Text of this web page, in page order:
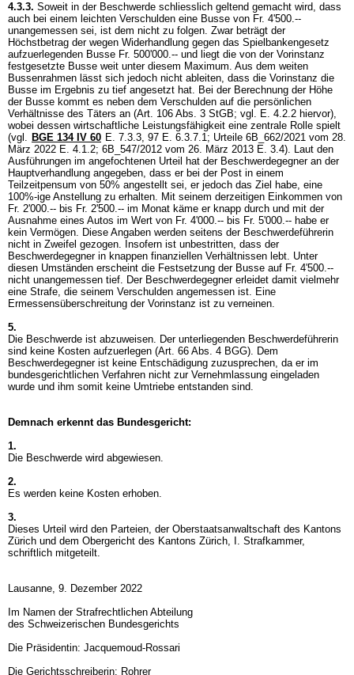
4.3.3. Soweit in der Beschwerde schliesslich geltend gemacht wird, dass
auch bei einem leichten Verschulden eine Busse von Fr. 4'500.--
unangemessen sei, ist dem nicht zu folgen. Zwar beträgt der
Höchstbetrag der wegen Widerhandlung gegen das Spielbankengesetz
aufzuerlegenden Busse Fr. 500'000.-- und liegt die von der Vorinstanz
festgesetzte Busse weit unter diesem Maximum. Aus dem weiten
Bussenrahmen lässt sich jedoch nicht ableiten, dass die Vorinstanz die
Busse im Ergebnis zu tief angesetzt hat. Bei der Berechnung der Höhe
der Busse kommt es neben dem Verschulden auf die persönlichen
Verhältnisse des Täters an (Art. 106 Abs. 3 StGB; vgl. E. 4.2.2 hiervor),
wobei dessen wirtschaftliche Leistungsfähigkeit eine zentrale Rolle spielt
(vgl. BGE 134 IV 60 E. 7.3.3, 97 E. 6.3.7.1; Urteile 6B_662/2021 vom 28.
März 2022 E. 4.1.2; 6B_547/2012 vom 26. März 2013 E. 3.4). Laut den
Ausführungen im angefochtenen Urteil hat der Beschwerdegegner an der
Hauptverhandlung angegeben, dass er bei der Post in einem
Teilzeitpensum von 50% angestellt sei, er jedoch das Ziel habe, eine
100%-ige Anstellung zu erhalten. Mit seinem derzeitigen Einkommen von
Fr. 2'000.-- bis Fr. 2'500.-- im Monat käme er knapp durch und mit der
Ausnahme eines Autos im Wert von Fr. 4'000.-- bis Fr. 5'000.-- habe er
kein Vermögen. Diese Angaben werden seitens der Beschwerdeführerin
nicht in Zweifel gezogen. Insofern ist unbestritten, dass der
Beschwerdegegner in knappen finanziellen Verhältnissen lebt. Unter
diesen Umständen erscheint die Festsetzung der Busse auf Fr. 4'500.--
nicht unangemessen tief. Der Beschwerdegegner erleidet damit vielmehr
eine Strafe, die seinem Verschulden angemessen ist. Eine
Ermessensüberschreitung der Vorinstanz ist zu verneinen.
5.
Die Beschwerde ist abzuweisen. Der unterliegenden Beschwerdeführerin
sind keine Kosten aufzuerlegen (Art. 66 Abs. 4 BGG). Dem
Beschwerdegegner ist keine Entschädigung zuzusprechen, da er im
bundesgerichtlichen Verfahren nicht zur Vernehmlassung eingeladen
wurde und ihm somit keine Umtriebe entstanden sind.
Demnach erkennt das Bundesgericht:
1.
Die Beschwerde wird abgewiesen.
2.
Es werden keine Kosten erhoben.
3.
Dieses Urteil wird den Parteien, der Oberstaatsanwaltschaft des Kantons
Zürich und dem Obergericht des Kantons Zürich, I. Strafkammer,
schriftlich mitgeteilt.
Lausanne, 9. Dezember 2022
Im Namen der Strafrechtlichen Abteilung
des Schweizerischen Bundesgerichts
Die Präsidentin: Jacquemoud-Rossari
Die Gerichtsschreiberin: Rohrer